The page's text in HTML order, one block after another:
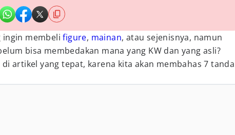
ingin membelifigure, mainan, atau sejenisnya, namun
bisa membedakan mana yang KW dan yang asli?
di artikel yang tepat, karena kita akan membahas 7 tanda